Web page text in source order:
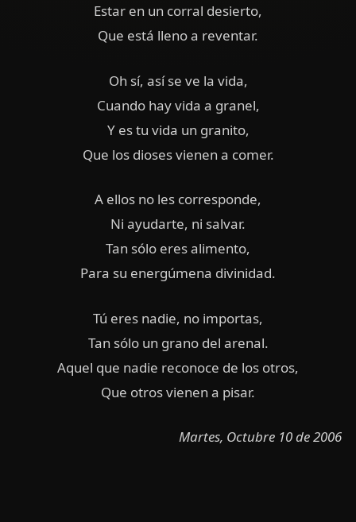
Estar en un corral desierto,
Que está lleno a reventar.
Oh sí, así se ve la vida,
Cuando hay vida a granel,
Y es tu vida un granito,
Que los dioses vienen a comer.
A ellos no les corresponde,
Ni ayudarte, ni salvar.
Tan sólo eres alimento,
Para su energúmena divinidad.
Tú eres nadie, no importas,
Tan sólo un grano del arenal.
Aquel que nadie reconoce de los otros,
Que otros vienen a pisar.
Martes, Octubre 10 de 2006